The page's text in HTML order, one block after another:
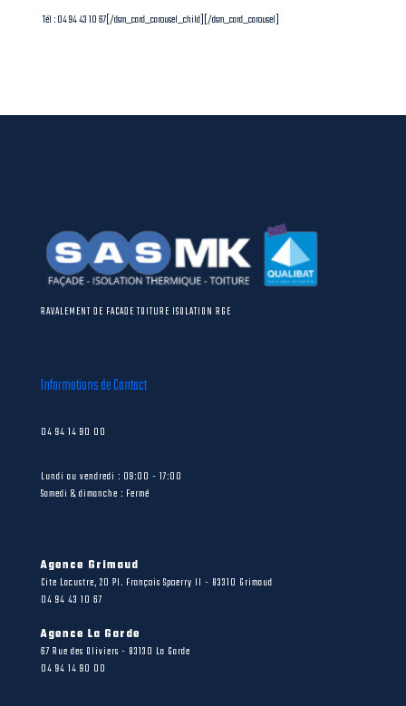
Tél : 04 94 43 10 67[/dsm_card_carousel_child][/dsm_card_carousel]
RAVALEMENT DE FACADE TOITURE ISOLATION RGE
Informations de Contact
04 94 14 90 00
Lundi au vendredi : 09:00 - 17:00
Samedi & dimanche : Fermé
Agence Grimaud
Cite Lacustre, 20 Pl. François Spoerry II - 83310 Grimaud
04 94 43 10 67
Agence La Garde
67 Rue des Oliviers - 83130 La Garde
04 94 14 90 00